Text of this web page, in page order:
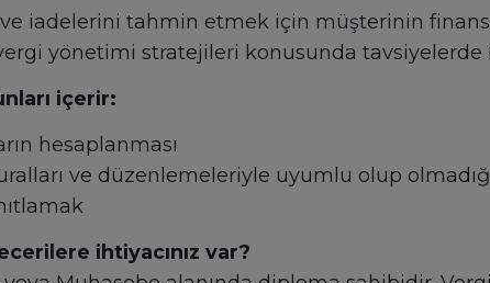
ve iadelerini tahmin etmek için müşterinin
yönetimi stratejileri konusunda tavsiyelerde
içerir:
hesaplanması
ve düzenlemeleriyle uyumlu olup
ihtiyacınız var?